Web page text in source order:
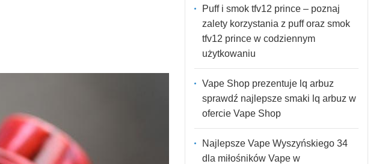
Puff i smok tfv12 prince – poznaj
zalety korzystania z puff oraz smok
tfv12 prince w codziennym
użytkowaniu
Vape Shop prezentuje lq arbuz
sprawdź najlepsze smaki lq arbuz w
ofercie Vape Shop
Najlepsze Vape Wyszyńskiego 34
dla miłośników Vape w